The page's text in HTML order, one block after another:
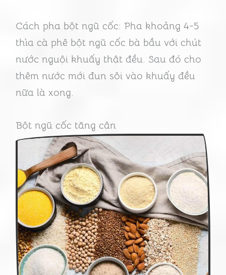
Cách pha bột ngũ cốc: Pha khoảng 4-5
thìa cà phê bột ngũ cốc bà bầu với chút
nước nguội khuấy thật đều. Sau đó cho
thêm nước mới đun sôi vào khuấy đều
nữa là xong.
Bột ngũ cốc tăng cân